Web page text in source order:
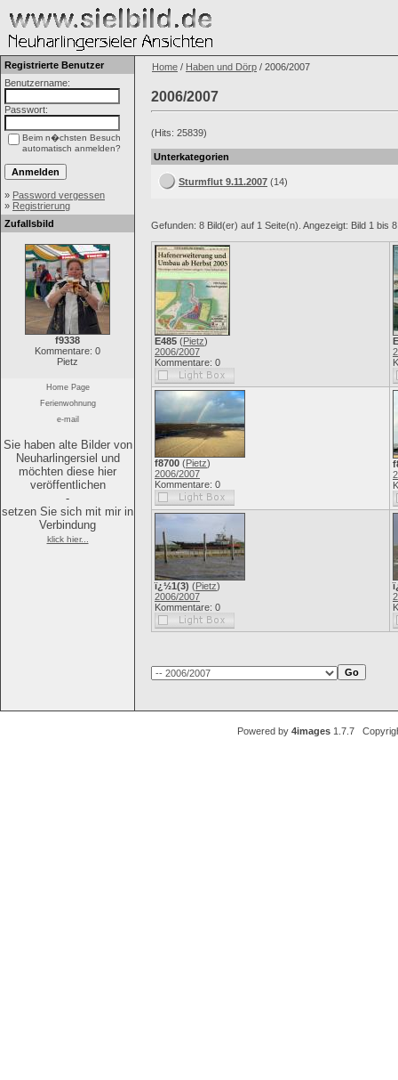
Registrierte Benutzer
Benutzername:
Passwort:
Beim n�chsten Besuch
automatisch anmelden?
» Password vergessen
» Registrierung
Zufallsbild
f9338
Kommentare: 0
Pietz
Home Page
Ferienwohnung
e-mail
Sie haben alte Bilder von
Neuharlingersiel und
möchten diese hier
veröffentlichen
-
setzen Sie sich mit mir in
Verbindung
klick hier...
Home / Haben und Dörp / 2006/2007
2006/2007
(Hits: 25839)
Unterkategorien
Sturmflut 9.11.2007 (14)
Gefunden: 8 Bild(er) auf 1 Seite(n). Angezeigt: Bild 1 bis
E485 (Pietz)
2006/2007
Kommentare: 0
f8700 (Pietz)
2006/2007
Kommentare: 0
ï¿½1(3) (Pietz)
2006/2007
Kommentare: 0
Powered by 4images1.7.7